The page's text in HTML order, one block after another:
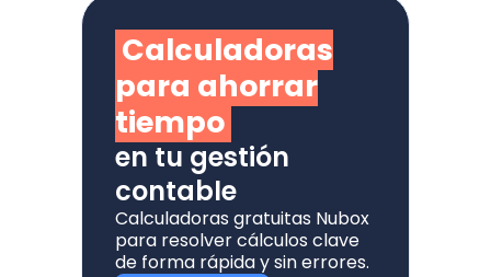
Calculadoras
para ahorrar
tiempo
en tu gestión
contable
Calculadoras gratuitas Nubox
para resolver cálculos clave
de forma rápida y sin errores.